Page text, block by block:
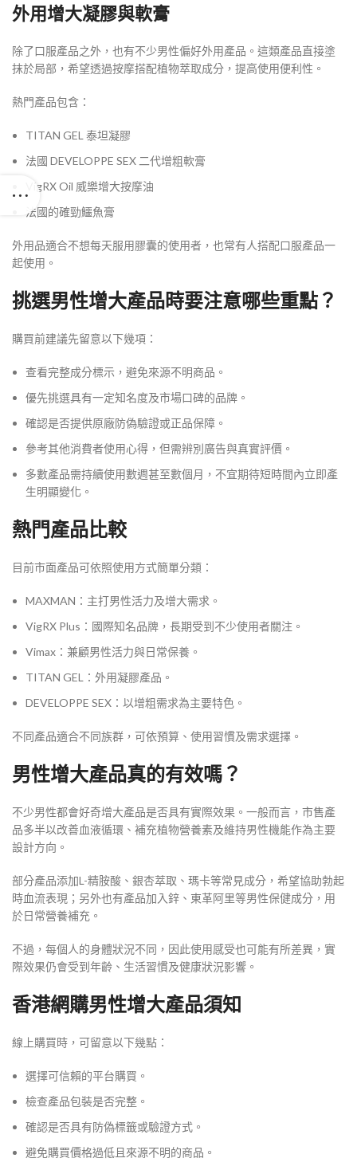
外用增大凝膠與軟膏
除了口服產品之外，也有不少男性偏好外用產品。這類產品直接塗
抹於局部，希望透過按摩搭配植物萃取成分，提高使用便利性。
熱門產品包含：
TITAN GEL 泰坦凝膠
法國 DEVELOPPE SEX 二代增粗軟膏
VigRX Oil 威樂增大按摩油
法國的確勁鱷魚膏
外用品適合不想每天服用膠囊的使用者，也常有人搭配口服產品一
起使用。
挑選男性增大產品時要注意哪些重點？
購買前建議先留意以下幾項：
查看完整成分標示，避免來源不明商品。
優先挑選具有一定知名度及市場口碑的品牌。
確認是否提供原廠防偽驗證或正品保障。
參考其他消費者使用心得，但需辨別廣告與真實評價。
多數產品需持續使用數週甚至數個月，不宜期待短時間內立即產
生明顯變化。
熱門產品比較
目前市面產品可依照使用方式簡單分類：
MAXMAN：主打男性活力及增大需求。
VigRX Plus：國際知名品牌，長期受到不少使用者關注。
Vimax：兼顧男性活力與日常保養。
TITAN GEL：外用凝膠產品。
DEVELOPPE SEX：以增粗需求為主要特色。
不同產品適合不同族群，可依預算、使用習慣及需求選擇。
男性增大產品真的有效嗎？
不少男性都會好奇增大產品是否具有實際效果。一般而言，市售產
品多半以改善血液循環、補充植物營養素及維持男性機能作為主要
設計方向。
部分產品添加L-精胺酸、銀杏萃取、瑪卡等常見成分，希望協助勃起
時血流表現；另外也有產品加入鋅、東革阿里等男性保健成分，用
於日常營養補充。
不過，每個人的身體狀況不同，因此使用感受也可能有所差異，實
際效果仍會受到年齡、生活習慣及健康狀況影響。
香港網購男性增大產品須知
線上購買時，可留意以下幾點：
選擇可信賴的平台購買。
檢查產品包裝是否完整。
確認是否具有防偽標籤或驗證方式。
避免購買價格過低且來源不明的商品。